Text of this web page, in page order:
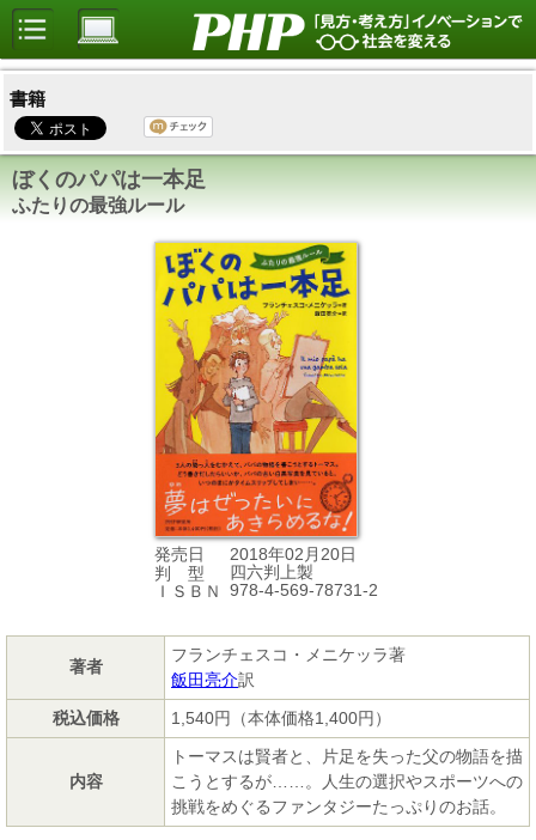
書籍
ぼくのパパは一本足
ふたりの最強ルール
発売日
2018年02月20日
判 型
四六判上製
ＩＳＢＮ
978-4-569-78731-2
著者
フランチェスコ・メニケッラ著
飯田亮介訳
税込価格
1,540円（本体価格1,400円）
内容
トーマスは賢者と、片足を失った父の物語を描
こうとするが……。人生の選択やスポーツへの
挑戦をめぐるファンタジーたっぷりのお話。